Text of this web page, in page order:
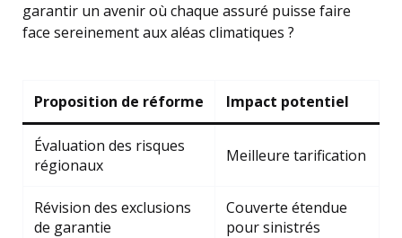
garantir un avenir où chaque assuré puisse faire
face sereinement aux aléas climatiques ?
Proposition de réforme Impact potentiel
Évaluation des risques
régionaux
Meilleure tarification
Révision des exclusions
de garantie
Couverte étendue
pour sinistrés